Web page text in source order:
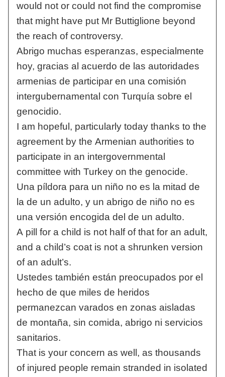
would not or could not find the compromise
that might have put Mr Buttiglione beyond
the reach of controversy.
Abrigo muchas esperanzas, especialmente
hoy, gracias al acuerdo de las autoridades
armenias de participar en una comisión
intergubernamental con Turquía sobre el
genocidio.
I am hopeful, particularly today thanks to the
agreement by the Armenian authorities to
participate in an intergovernmental
committee with Turkey on the genocide.
Una píldora para un niño no es la mitad de
la de un adulto, y un abrigo de niño no es
una versión encogida del de un adulto.
A pill for a child is not half of that for an adult,
and a child’s coat is not a shrunken version
of an adult’s.
Ustedes también están preocupados por el
hecho de que miles de heridos
permanezcan varados en zonas aisladas
de montaña, sin comida, abrigo ni servicios
sanitarios.
That is your concern as well, as thousands
of injured people remain stranded in isolated